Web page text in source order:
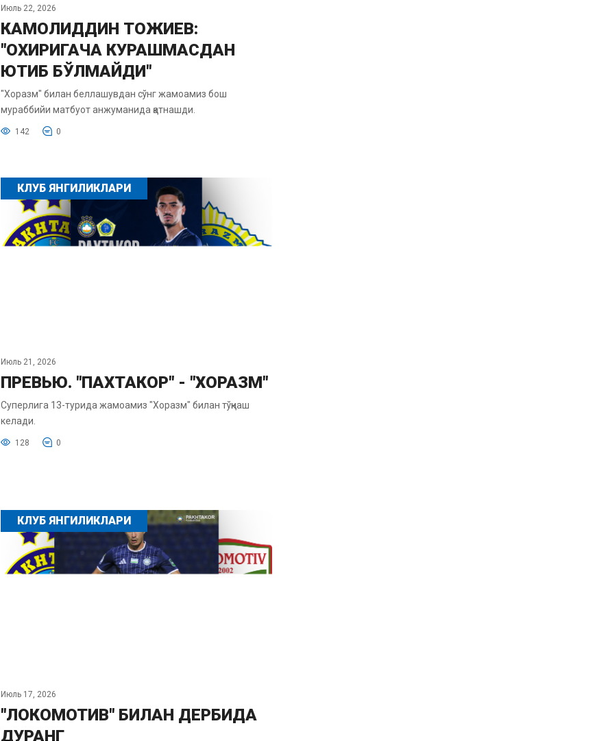
Июль 22, 2026
КАМОЛИДДИН ТОЖИЕВ:
"ОХИРИГАЧА КУРАШМАСДАН
ЮТИБ БЎЛМАЙДИ"
"Хоразм" билан беллашувдан сўнг жамоамиз бош
мураббийи матбуот анжуманида қатнашди.
142 0
КЛУБ ЯНГИЛИКЛАРИ
Июль 21, 2026
ПРЕВЬЮ. "ПАХТАКОР" - "ХОРАЗМ"
Суперлига 13-турида жамоамиз "Хоразм" билан тўқнаш
келади.
128 0
КЛУБ ЯНГИЛИКЛАРИ
Июль 17, 2026
"ЛОКОМОТИВ" БИЛАН ДЕРБИДА
ДУРАНГ